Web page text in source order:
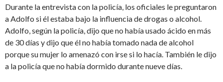
Durante la entrevista con la policía, los oficiales le preguntaron
a Adolfo si él estaba bajo la influencia de drogas o alcohol.
Adolfo, según la policía, dijo que no había usado ácido en más
de 30 días y dijo que él no había tomado nada de alcohol
porque su mujer lo amenazó con irse si lo hacía. También le dijo
a la policía que no había dormido durante nueve días.